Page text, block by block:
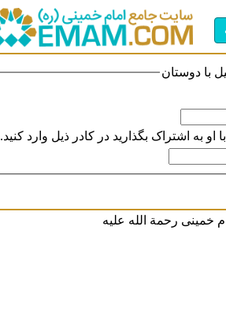
با دوستان
به اشتراک بگذارید در کادر ذیل وارد کنید.
خمینی رحمة الله علیه